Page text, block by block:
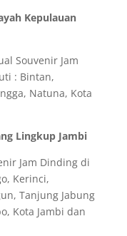
Kepulauan
Souvenir Jam
: Bintan,
Natuna, Kota
Lingkup Jambi
Jam Dinding di
Kerinci,
Tanjung Jabung
Kota Jambi dan